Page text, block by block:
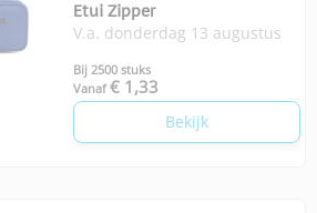
Etui Zipper
V.a. donderdag 13 augustus
Bij 2500 stuks
Vanaf € 1,33
Bekijk